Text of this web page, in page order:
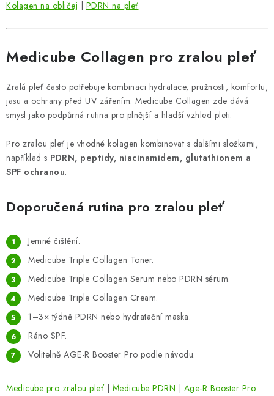
Kolagen na obličej PDRN na pleť
Medicube Collagen pro zralou pleť
Zralá pleť často potřebuje kombinaci hydratace, pružnosti, komfortu,
jasu a ochrany před UV zářením. Medicube Collagen zde dává
smysl jako podpůrná rutina pro plnější a hladší vzhled pleti.
Pro zralou pleť je vhodné kolagen kombinovat s dalšími složkami,
například s PDRN, peptidy, niacinamidem, glutathionem a
SPF ochranou.
Doporučená rutina pro zralou pleť
Jemné čištění.
Medicube Triple Collagen Toner.
Medicube Triple Collagen Serum nebo PDRN sérum.
Medicube Triple Collagen Cream.
1–3× týdně PDRN nebo hydratační maska.
Ráno SPF.
Volitelně AGE-R Booster Pro podle návodu.
Medicube pro zralou pleť Medicube PDRN Age-R Booster Pro